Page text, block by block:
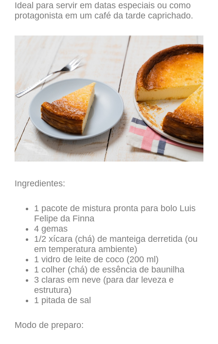
Ideal para servir em datas especiais ou como
protagonista em um café da tarde caprichado.
Ingredientes:
1 pacote de mistura pronta para bolo Luis
Felipe da Finna
4 gemas
1/2 xícara (chá) de manteiga derretida (ou
em temperatura ambiente)
1 vidro de leite de coco (200 ml)
1 colher (chá) de essência de baunilha
3 claras em neve (para dar leveza e
estrutura)
1 pitada de sal
Modo de preparo: